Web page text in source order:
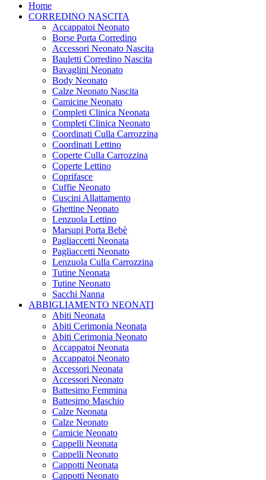
Home
CORREDINO NASCITA
Accappatoi Neonato
Borse Porta Corredino
Accessori Neonato Nascita
Bauletti Corredino Nascita
Bavaglini Neonato
Body Neonato
Calze Neonato Nascita
Camicine Neonato
Completi Clinica Neonata
Completi Clinica Neonato
Coordinati Culla Carrozzina
Coordinati Lettino
Coperte Culla Carrozzina
Coperte Lettino
Coprifasce
Cuffie Neonato
Cuscini Allattamento
Ghettine Neonato
Lenzuola Lettino
Marsupi Porta Bebè
Pagliaccetti Neonata
Pagliaccetti Neonato
Lenzuola Culla Carrozzina
Tutine Neonata
Tutine Neonato
Sacchi Nanna
ABBIGLIAMENTO NEONATI
Abiti Neonata
Abiti Cerimonia Neonata
Abiti Cerimonia Neonato
Accappatoi Neonata
Accappatoi Neonato
Accessori Neonata
Accessori Neonato
Battesimo Femmina
Battesimo Maschio
Calze Neonata
Calze Neonato
Camicie Neonato
Cappelli Neonata
Cappelli Neonato
Cappotti Neonata
Cappotti Neonato